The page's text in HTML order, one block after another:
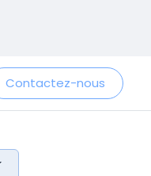
Contactez-nous